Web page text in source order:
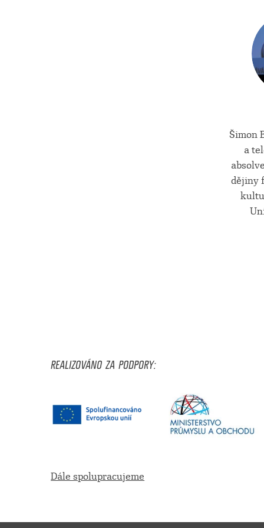
Šimon
a
dějiny
REALIZOVÁNO ZA PODPORY:
Dále spolupracujeme